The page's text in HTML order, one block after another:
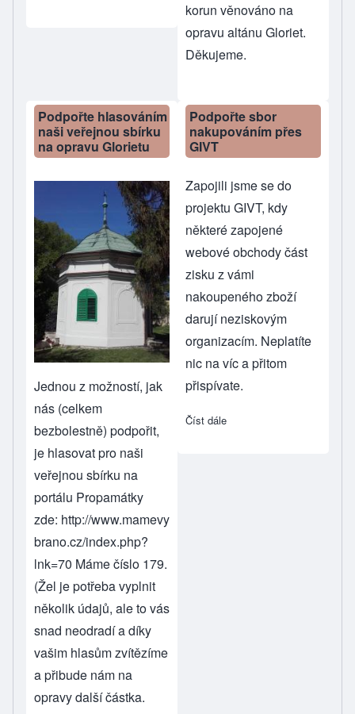
korun věnováno na
opravu altánu Gloriet.
Děkujeme.
Podpořte hlasováním
naši veřejnou sbírku
na opravu Glorietu
Jednou z možností, jak
nás (celkem
bezbolestně) podpořit,
je hlasovat pro naši
veřejnou sbírku na
portálu Propamátky
zde: http://www.mamevy
brano.cz/index.php?
lnk=70 Máme číslo 179.
(Žel je potřeba vyplnit
několik údajů, ale to vás
snad neodradí a díky
vašim hlasům zvítězíme
a přibude nám na
opravy další částka.
Podpořte sbor
nakupováním přes
GIVT
Zapojili jsme se do
projektu GIVT, kdy
některé zapojené
webové obchody část
zisku z vámi
nakoupeného zboží
darují neziskovým
organizacím. Neplatíte
nic na víc a přitom
přispívate.
Číst dále